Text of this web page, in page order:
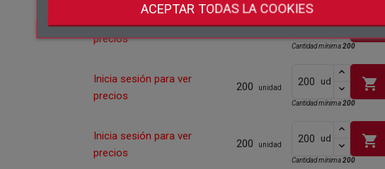
ACEPTAR TODAS LA COOKIES
Inicia sesión para ver
precios
500 ud shopping_cart
Cantidad mínima200
Inicia sesión para ver
precios
200 unidad
ud shopping_cart
Cantidad mínima200
Inicia sesión para ver
precios
200 unidad
ud shopping_cart
Cantidad mínima200